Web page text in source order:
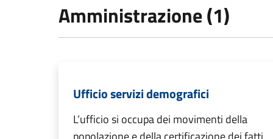
Amministrazione (1)
Ufficio servizi demografici
L’ufficio si occupa dei movimenti della